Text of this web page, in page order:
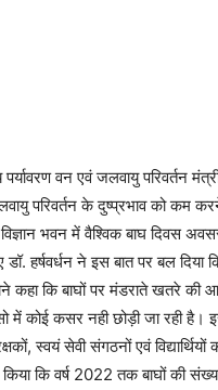
वन एवं जलवायु परिवर्तन
परिवर्तन के दुष्प्रभाव को कम
भवन में वैश्विक बाघ दिवस
हर्षवर्धन ने इस बात पर बल दिया
कहा कि बाघों पर मंडराते खतरे
में कोई कसर नही छोड़ी जा रही है।
स्वयं सेवी संगठनों एवं
किया कि वर्ष 2022 तक बाघों की